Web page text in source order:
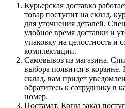
Курьерская доставка
товар поступит на склад,
для уточнения деталей.
удобное время доставки и
упаковку на целостность и
комплектации.
Самовывоз из магазина.
выбора появится в корзине.
склад, вам придет
обратитесь к сотруднику в
номер.
Постамат. Когда заказ